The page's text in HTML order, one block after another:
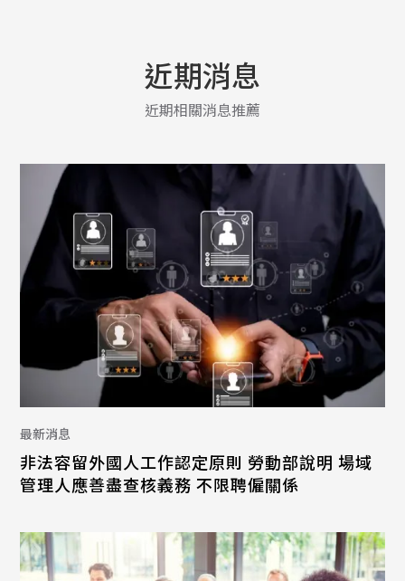
近期消息
近期相關消息推薦
最新消息
非法容留外國人工作認定原則 勞動部說明 場域
管理人應善盡查核義務 不限聘僱關係